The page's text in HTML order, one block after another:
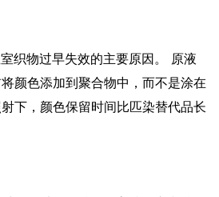
织物过早失效的主要原因。
原液
颜色添加到聚合物中，而不是涂在
下，颜色保留时间比匹染替代品长